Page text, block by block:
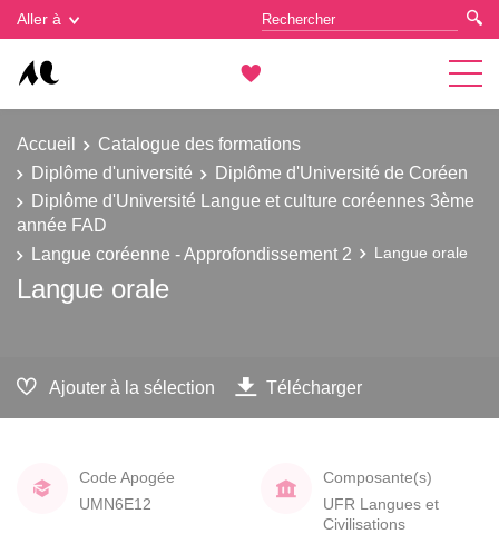
Aller à
Accueil
Catalogue des formations
Diplôme d'université
Diplôme d'Université de Coréen
Diplôme d'Université Langue et culture coréennes 3ème
année FAD
Langue coréenne - Approfondissement 2
Langue orale
Langue orale
Ajouter à la sélection Télécharger
Code Apogée
UMN6E12
Composante(s)
UFR Langues et
Civilisations
Gestion des cookies